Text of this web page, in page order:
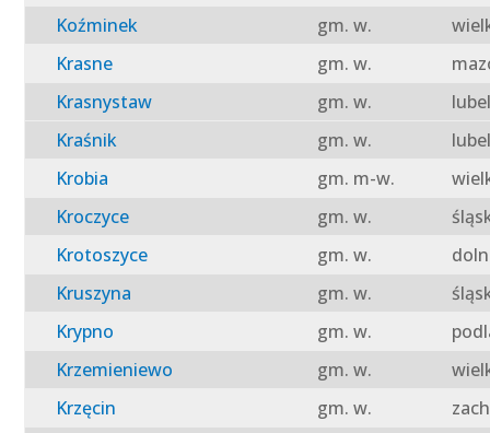
Koźminek
gm. w.
Krasne
gm. w.
Krasnystaw
gm. w.
Kraśnik
gm. w.
Krobia
gm. m-w.
Kroczyce
gm. w.
Krotoszyce
gm. w.
Kruszyna
gm. w.
Krypno
gm. w.
Krzemieniewo
gm. w.
Krzęcin
gm. w.